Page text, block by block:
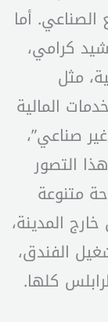
الصناعي. أما
كرامي،
مثل
المالية
صناعي”،
التصور
متنوعة
المدينة،
الفندق،
كلها.